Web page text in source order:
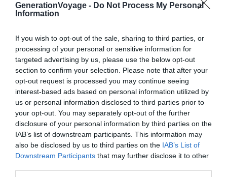
GenerationVoyage - Do Not Process My Personal
Information
If you wish to opt-out of the sale, sharing to third parties, or
processing of your personal or sensitive information for
targeted advertising by us, please use the below opt-out
section to confirm your selection. Please note that after your
opt-out request is processed you may continue seeing
interest-based ads based on personal information utilized by
us or personal information disclosed to third parties prior to
your opt-out. You may separately opt-out of the further
disclosure of your personal information by third parties on the
IAB’s list of downstream participants. This information may
also be disclosed by us to third parties on the IAB’s List of
Downstream Participants that may further disclose it to other
incontournable pour les amateurs de rhum.
Pour en savoir plus :La Fête du Rhum est un desfestivals
culturels les plus symboliques de la Martinique. Elle se
passe chaque année en décembre à la distillerie Saint-
James à Sainte-Marie, au nord de l’île. Avant une
éruption volcanique dévastatrice en 1902, la distillerie se
trouvait à Saint-Pierre. Aujourd’hui, Saint-James produit
beaucoup de rhum sur l’île, c’est un événement à ne pas
manquer.
Malheureusement, la fête a été annulée en 2021, 2022 et
2023. D’habitude, les participants peuvent savourer une